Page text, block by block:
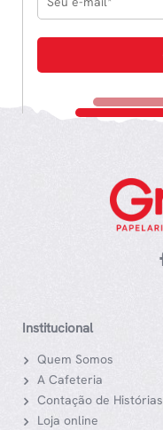
Institucional
Quem Somos
A Cafeteria
Contação de Histórias
Loja online